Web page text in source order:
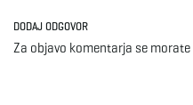
DODAJ ODGOVOR
Za objavo komentarja se morate